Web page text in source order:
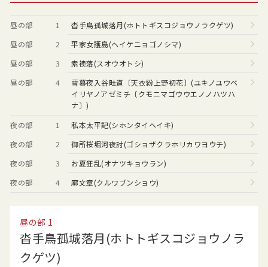
昼の部 1
沓手鳥孤城落月(ホトトギスコジョウノラクゲツ)
昼の部
2
平家女護島(ヘイケニョゴノシマ)
昼の部
3
素襖落(スオウオトシ)
昼の部
4
雪暮夜入谷畦道〔天衣紛上野初花〕(ユキノユウベ
イリヤノアゼミチ〔クモニマゴウウエノノハツハ
ナ〕)
夜の部
1
私本太平記(シホンタイヘイキ)
夜の部
2
御所桜堀河夜討(ゴショザクラホリカワヨウチ)
夜の部
3
お夏狂乱(オナツキョウラン)
夜の部
4 廓文章(クルワブンショウ)
昼の部 1
沓手鳥孤城落月(ホトトギスコジョウノラ
クゲツ)